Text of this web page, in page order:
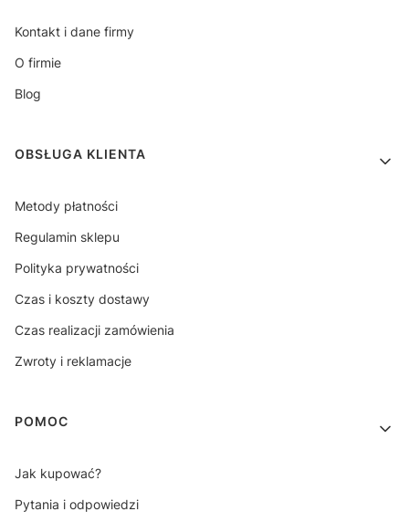
Kontakt i dane firmy
O firmie
Blog
OBSŁUGA KLIENTA
Metody płatności
Regulamin sklepu
Polityka prywatności
Czas i koszty dostawy
Czas realizacji zamówienia
Zwroty i reklamacje
POMOC
Jak kupować?
Pytania i odpowiedzi